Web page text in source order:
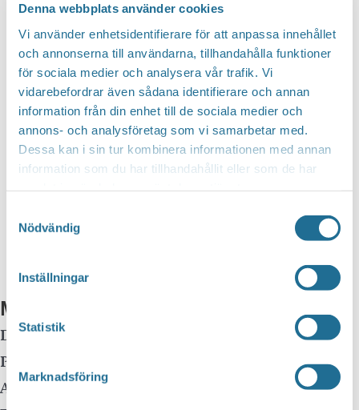
Denna webbplats använder cookies
Vi använder enhetsidentifierare för att anpassa innehållet
och annonserna till användarna, tillhandahålla funktioner
för sociala medier och analysera vår trafik. Vi
vidarebefordrar även sådana identifierare och annan
information från din enhet till de sociala medier och
annons- och analysföretag som vi samarbetar med.
Dessa kan i sin tur kombinera informationen med annan
information som du har tillhandahållit eller som de har
Nödvändig
Inställningar
Statistik
Marknadsföring
Google Kalender
Outlook 365
Mer info
Datum: 17 juni kl 10:00
Plats:
Adress: